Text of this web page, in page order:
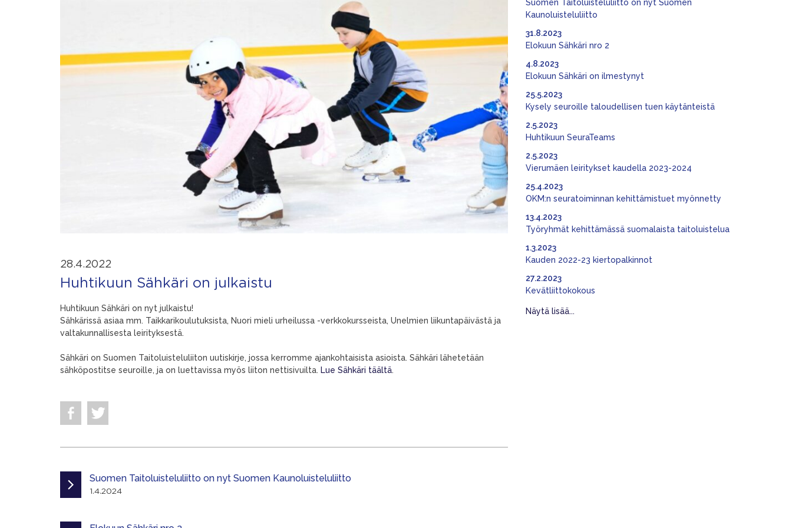
28.4.2022
Huhtikuun Sähkäri on julkaistu
Huhtikuun Sähkäri on nyt julkaistu!
Sähkärissä asiaa mm. Taikkarikoulutuksista, Nuori mieli urheilussa -verkkokursseista, Unelmien liikuntapäivästä ja
valtakunnallisesta leirityksestä.
Sähkäri on Suomen Taitoluisteluliiton uutiskirje, jossa kerromme ajankohtaisista asioista. Sähkäri lähetetään
sähköpostitse seuroille, ja on luettavissa myös liiton nettisivuilta. Lue Sähkäri täältä.
Suomen Taitoluisteluliitto on nyt Suomen Kaunoluisteluliitto
1.4.2024
Suomen Taitoluisteluliitto on nyt Suomen
Kaunoluisteluliitto
Elokuun Sähkäri nro 2
31.8.2023
Elokuun Sähkäri on ilmestynyt
4.8.2023
Kysely seuroille taloudellisen tuen käytänteistä
25.5.2023
Huhtikuun SeuraTeams
2.5.2023
Vierumäen leiritykset kaudella 2023-2024
2.5.2023
OKM:n seuratoiminnan kehittämistuet myönnetty
25.4.2023
Työryhmät kehittämässä suomalaista taitoluistelua
13.4.2023
Kauden 2022-23 kiertopalkinnot
1.3.2023
Kevätliittokokous
27.2.2023
Näytä lisää...